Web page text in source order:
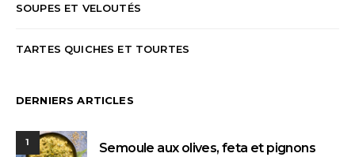
SOUPES ET VELOUTÉS
TARTES QUICHES ET TOURTES
DERNIERS ARTICLES
1 Semoule aux olives, feta et pignons